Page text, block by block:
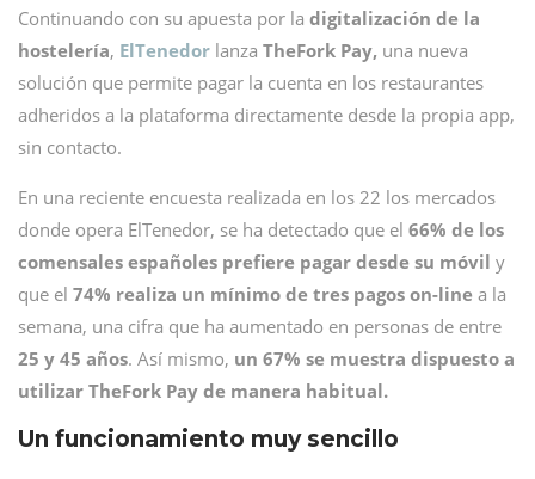
Continuando con su apuesta por la digitalización de la
hostelería, ElTenedor lanza TheFork Pay, una nueva
solución que permite pagar la cuenta en los restaurantes
adheridos a la plataforma directamente desde la propia app,
sin contacto.
En una reciente encuesta realizada en los 22 los mercados
donde opera ElTenedor, se ha detectado que el 66% de los
comensales españoles prefiere pagar desde su móvil y
que el 74% realiza un mínimo de tres pagos on-line a la
semana, una cifra que ha aumentado en personas de entre
25 y 45 años. Así mismo, un 67% se muestra dispuesto a
utilizar TheFork Pay de manera habitual.
Un funcionamiento muy sencillo